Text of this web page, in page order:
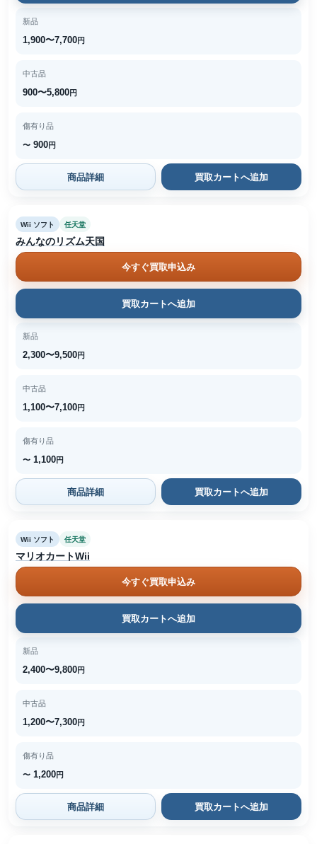
新品
1,900〜7,700円
中古品
900〜5,800円
傷有り品
〜 900円
商品詳細 買取カートへ追加
Wii ソフト 任天堂
みんなのリズム天国
今すぐ買取申込み
買取カートへ追加
新品
2,300〜9,500円
中古品
1,100〜7,100円
傷有り品
〜 1,100円
商品詳細 買取カートへ追加
Wii ソフト 任天堂
マリオカートWii
今すぐ買取申込み
買取カートへ追加
新品
2,400〜9,800円
中古品
1,200〜7,300円
傷有り品
〜 1,200円
商品詳細 買取カートへ追加